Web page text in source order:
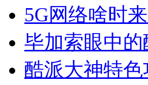
5G网络啥时
毕加索眼中
酷派大神特